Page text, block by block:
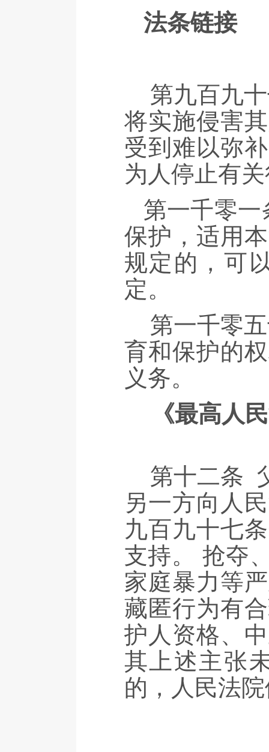
法条链接
第九百九
将实施侵害
受到难以弥
为人停止有
第一千零
保护，适用
规定的，可
定。
第一千零
育和保护的
义务。
《最高人
第十二条
另一方向人
九百九十七
支持。 抢夺
家庭暴力等
藏匿行为有
护人资格、
其上述主张
的，人民法